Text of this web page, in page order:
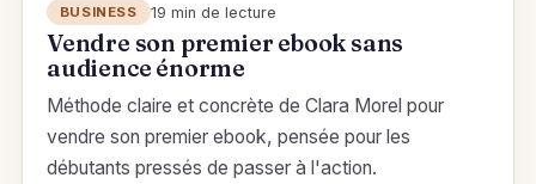
BUSINESS 19 min de lecture
Vendre son premier ebook sans
audience énorme
Méthode claire et concrète de Clara Morel pour
vendre son premier ebook, pensée pour les
débutants pressés de passer à l'action.